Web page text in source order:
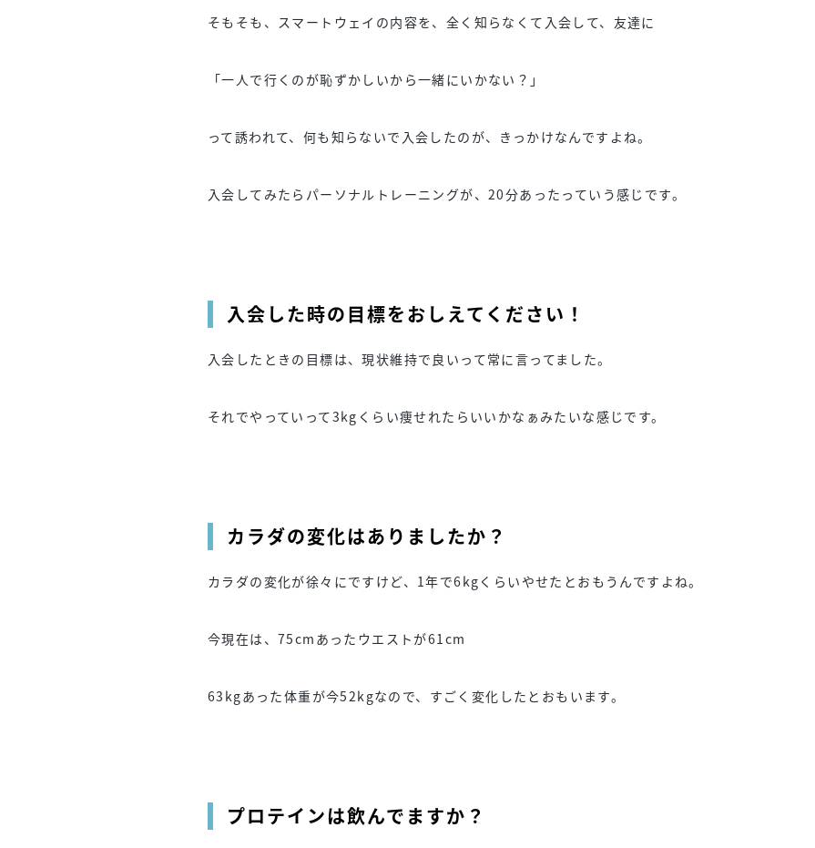
そもそも、スマートウェイの内容を、全く知らなくて入会して、友達に
「一人で行くのが恥ずかしいから一緒にいかない？」
って誘われて、何も知らないで入会したのが、きっかけなんですよね。
入会してみたらパーソナルトレーニングが、20分あったっていう感じです。
入会した時の目標をおしえてください！
入会したときの目標は、現状維持で良いって常に言ってました。
それでやっていって3kgくらい痩せれたらいいかなぁみたいな感じです。
カラダの変化はありましたか？
カラダの変化が徐々にですけど、1年で6kgくらいやせたとおもうんですよね。
今現在は、75cmあったウエストが61cm
63kgあった体重が今52kgなので、すごく変化したとおもいます。
プロテインは飲んでますか？